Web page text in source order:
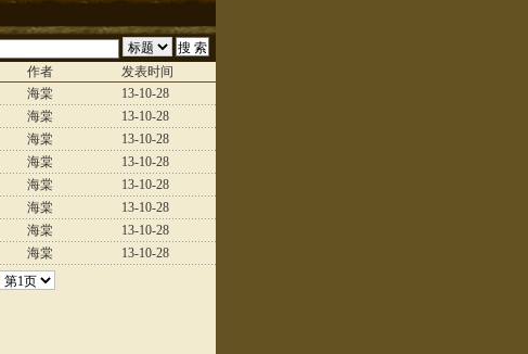
作者
发表时间
海棠
13-10-28
海棠
13-10-28
海棠
13-10-28
海棠
13-10-28
海棠
13-10-28
海棠
13-10-28
海棠
13-10-28
海棠
13-10-28